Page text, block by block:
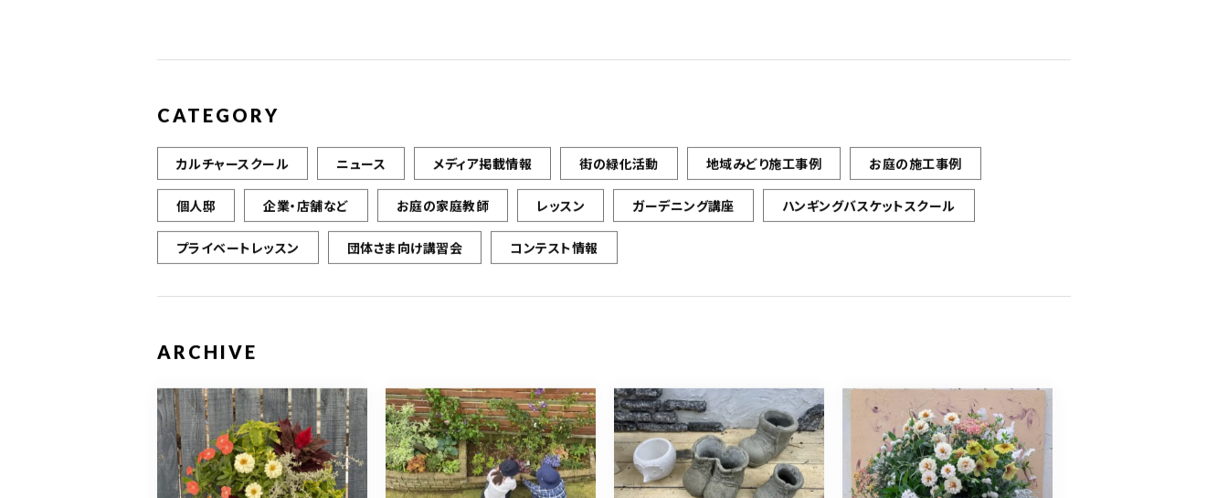
CATEGORY
カルチャースクール ニュース メディア掲載情報 街の緑化活動 地域みどり施工事例 お庭の施工事例
個人邸 企業・店舗など お庭の家庭教師 レッスン ガーデニング講座 ハンギングバスケットスクール
プライベートレッスン 団体さま向け講習会 コンテスト情報
ARCHIVE